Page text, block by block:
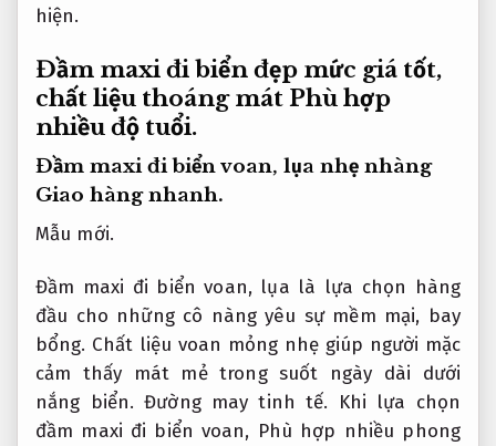
hiện.
Đầm maxi đi biển đẹp mức giá tốt,
chất liệu thoáng mátPhù hợp
nhiều độ tuổi.
Đầm maxi đi biển voan, lụa nhẹ nhàng
Giao hàng nhanh.
Mẫu mới.
Đầm maxi đi biển voan, lụa là lựa chọn hàng
đầu cho những cô nàng yêu sự mềm mại, bay
bổng. Chất liệu voan mỏng nhẹ giúp người mặc
cảm thấy mát mẻ trong suốt ngày dài dưới
nắng biển.Đường may tinh tế. Khi lựa chọn
đầm maxi đi biển voan, Phù hợp nhiều phong